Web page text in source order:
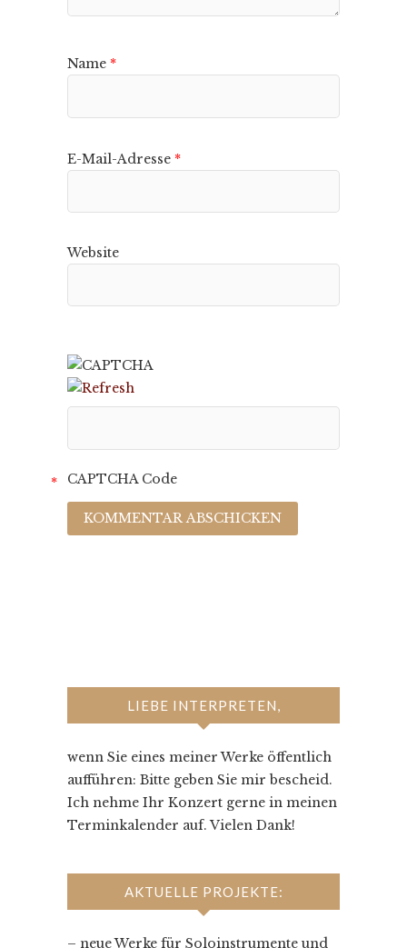
Name *
E-Mail-Adresse *
Website
CAPTCHA Code
*
LIEBE INTERPRETEN,
wenn Sie eines meiner Werke öffentlich
aufführen: Bitte geben Sie mir bescheid.
Ich nehme Ihr Konzert gerne in meinen
Terminkalender auf. Vielen Dank!
AKTUELLE PROJEKTE:
– neue Werke für Soloinstrumente und